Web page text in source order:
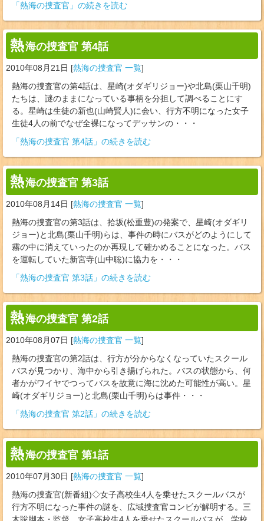
「熱海の捜査官」の続きを読む
熱海の捜査官 第4話
2010年08月21日 [熱海の捜査官 一覧]
熱海の捜査官の第4話は、星崎(オダギリジョー)や北島(栗山千明)
たちは、謎のままになっている事柄を分担して調べることにす
る。星崎は生徒の新也(山崎賢人)に会い、行方不明になった女子
生徒4人の前でなぜ全裸になってデッサンの・・・
「熱海の捜査官 第4話」の続きを読む
熱海の捜査官 第3話
2010年08月14日 [熱海の捜査官 一覧]
熱海の捜査官の第3話は、拾坂(松重豊)の発案で、星崎(オダギリ
ジョー)と北島(栗山千明)らは、事件の時にバスがどのようにして
霧の中に消えていったのか再現して確かめることになった。バス
を運転していた新宮寺(山中聡)に協力を・・・
「熱海の捜査官 第3話」の続きを読む
熱海の捜査官 第2話
2010年08月07日 [熱海の捜査官 一覧]
熱海の捜査官の第2話は、行方が分からなくなっていたスクール
バスが見つかり、海中から引き揚げられた。バスの状態から、何
者かがワイヤでつってバスを故意に海に沈めた可能性が高い。星
崎(オダギリジョー)と北島(栗山千明)らは事件・・・
「熱海の捜査官 第2話」の続きを読む
熱海の捜査官 第1話
2010年07月30日 [熱海の捜査官 一覧]
熱海の捜査官(新番組)◇女子高校生4人を乗せたスクールバスが
行方不明になった事件の謎を、広域捜査官コンビが解明する。三